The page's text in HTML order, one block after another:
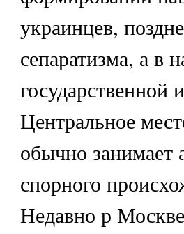
украинцев,
сепаратизма, а в
государственной
Центральное
обычно занимает
спорного
Недавно р Москве